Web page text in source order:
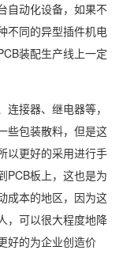
自动化设备，如果不
不同的异型插件机电
装配生产线上一定
接器、继电器等，
些包装散料，但是这
以更好的采用进行手
PCB板上，这也是为
成本的地区，因为这
，可以很大程度地降
好的为企业创造价